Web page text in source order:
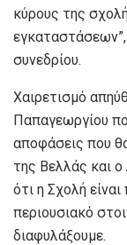
κύρους της
συνεδρίου.
Χαιρετισμό
Παπαγεωργίου
αποφάσεις που
της Βελλάς και
ότι η Σχολή
περιουσιακό
διαφυλάξουμε.